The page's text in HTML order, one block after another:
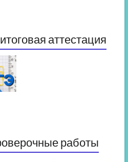
аттестация
работы